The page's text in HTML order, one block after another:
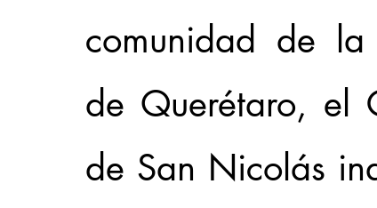
comunidad de la
de Querétaro, el
de San Nicolás